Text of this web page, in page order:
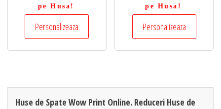
pe Husa!
Personalizeaza
pe Husa!
Personalizeaza
Huse de Spate Wow Print Online. Reduceri Huse de